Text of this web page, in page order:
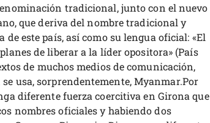
tradicional, junto con el nuevo
que deriva del nombre tradicional y
este país, así como su lengua oficial: «El
de liberar a la líder opositora» (País
de muchos medios de comunicación,
usa, sorprendentemente, Myanmar.Por
diferente fuerza coercitiva en Girona que
nombres oficiales y habiendo dos